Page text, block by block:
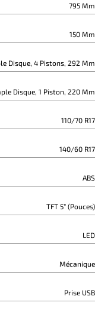
795 Mm
150 Mm
Disque, 4 Pistons, 292 Mm
Disque, 1 Piston, 220 Mm
110/70 R17
140/60 R17
ABS
TFT 5” (pouces)
LED
Mécanique
Prise USB